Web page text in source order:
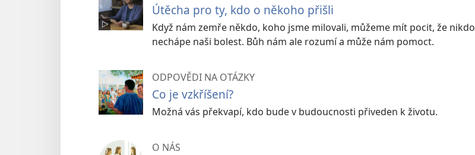
Útěcha pro ty, kdo o někoho přišli
Když nám zemře někdo, koho jsme milovali, můžeme mít pocit, že nikdo
nechápe naši bolest. Bůh nám ale rozumí a může nám pomoct.
ODPOVĚDI NA OTÁZKY
Co je vzkříšení?
Možná vás překvapí, kdo bude v budoucnosti přiveden k životu.
O NÁS